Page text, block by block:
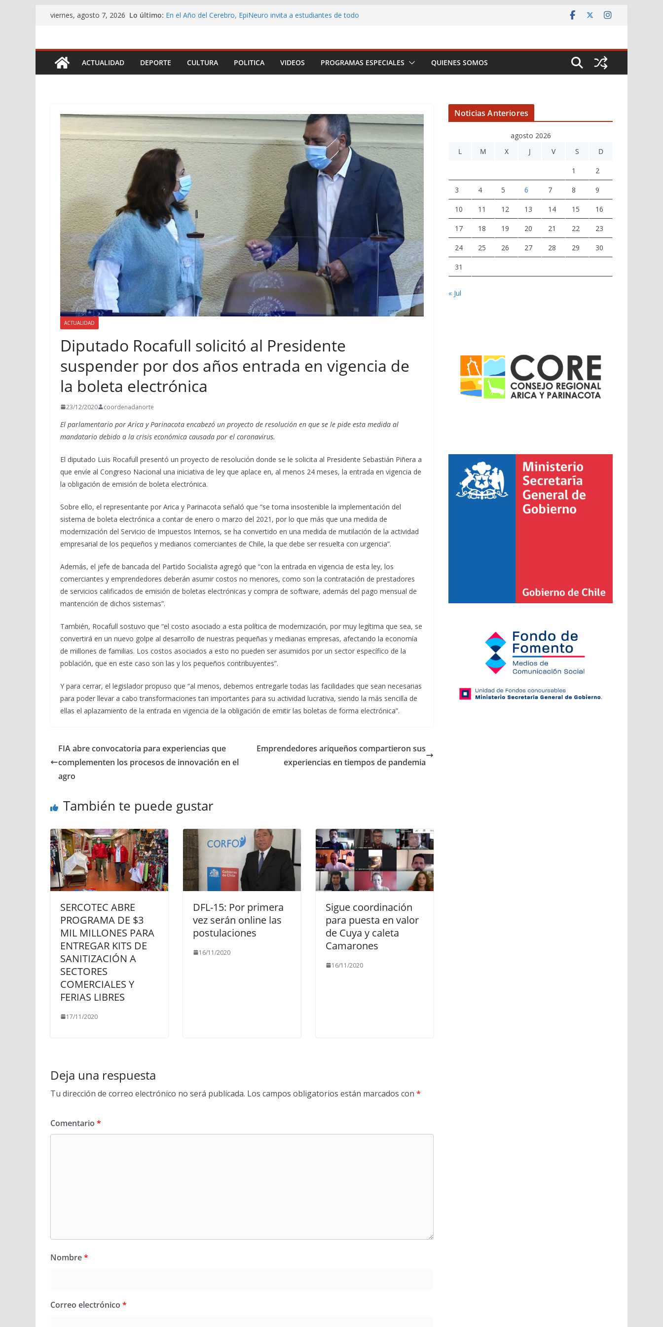
Saltarviernes, agosto 7, 2026 Lo último: En el Año del Cerebro, EpiNeuro invita a estudiantes de todo
Servicio de Salud Arica y Parinacota realizó feria para
promover los beneficios de la lactancia materna
logística
ACTUALIDAD DEPORTE CULTURA POLITICA VIDEOS PROGRAMAS ESPECIALES QUIENES SOMOS
ACTUALIDAD
Diputado Rocafull solicitó al Presidente
suspender por dos años entrada en vigencia de
la boleta electrónica
23/12/2020 coordenadanorte
El parlamentario por Arica y Parinacota encabezó un proyecto de resolución en que se le pide esta medida al
mandatario debido a la crisis económica causada por el coronavirus.
El diputado Luis Rocafull presentó un proyecto de resolución donde se le solicita al Presidente Sebastián Piñera a
que envíe al Congreso Nacional una iniciativa de ley que aplace en, al menos 24 meses, la entrada en vigencia de
la obligación de emisión de boleta electrónica.
Sobre ello, el representante por Arica y Parinacota señaló que “se torna insostenible la implementación del
sistema de boleta electrónica a contar de enero o marzo del 2021, por lo que más que una medida de
modernización del Servicio de Impuestos Internos, se ha convertido en una medida de mutilación de la actividad
empresarial de los pequeños y medianos comerciantes de Chile, la que debe ser resuelta con urgencia”.
Además, el jefe de bancada del Partido Socialista agregó que “con la entrada en vigencia de esta ley, los
comerciantes y emprendedores deberán asumir costos no menores, como son la contratación de prestadores
de servicios calificados de emisión de boletas electrónicas y compra de software, además del pago mensual de
mantención de dichos sistemas”.
También, Rocafull sostuvo que “el costo asociado a esta política de modernización, por muy legítima que sea, se
convertirá en un nuevo golpe al desarrollo de nuestras pequeñas y medianas empresas, afectando la economía
de millones de familias. Los costos asociados a esto no pueden ser asumidos por un sector específico de la
población, que en este caso son las y los pequeños contribuyentes”.
Y para cerrar, el legislador propuso que “al menos, debemos entregarle todas las facilidades que sean necesarias
para poder llevar a cabo transformaciones tan importantes para su actividad lucrativa, siendo la más sencilla de
ellas el aplazamiento de la entrada en vigencia de la obligación de emitir las boletas de forma electrónica”.
FIA abre convocatoria para experiencias que
complementen los procesos de innovación en el
agro
Emprendedores ariqueños compartieron sus
experiencias en tiempos de pandemia
También te puede gustar
SERCOTEC ABRE
PROGRAMA DE $3
MIL MILLONES PARA
ENTREGAR KITS DE
SANITIZACIÓN A
SECTORES
COMERCIALES Y
FERIAS LIBRES
17/11/2020
DFL-15: Por primera
vez serán online las
postulaciones
16/11/2020
Sigue coordinación
para puesta en valor
de Cuya y caleta
Camarones
16/11/2020
Deja una respuesta
Tu dirección de correo electrónico no será publicada. Los campos obligatorios están marcados con *
Comentario *
Nombre*
Correo electrónico *
Noticias Anteriores
agosto 2026
L
M X J V S D
1 2
3 4 5 6 7 8 9
10 11 12 13 14 15 16
17 18 19 20 21 22 23
24 25 26 27 28 29 30
31
« Jul